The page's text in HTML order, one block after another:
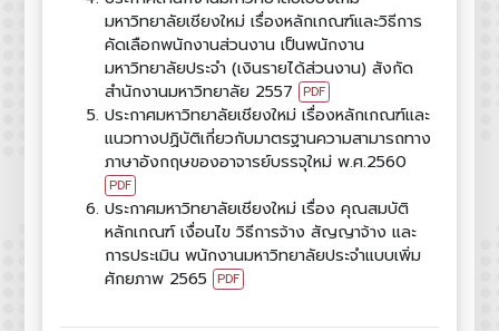
มหาวิทยาลัยเชียงใหม่ เรื่องหลักเกณฑ์และวิธีการ
คัดเลือกพนักงานส่วนงาน เป็นพนักงาน
มหาวิทยาลัยประจำ (เงินรายได้ส่วนงาน) สังกัด
สำนักงานมหาวิทยาลัย 2557 PDF
ประกาศมหาวิทยาลัยเชียงใหม่ เรื่องหลักเกณฑ์และ
แนวทางปฏิบัติเกี่ยวกับมาตรฐานความสามารถทาง
ภาษาอังกฤษของอาจารย์บรรจุใหม่ พ.ศ.2560
PDF
ประกาศมหาวิทยาลัยเชียงใหม่ เรื่อง คุณสมบัติ
หลักเกณฑ์ เงื่อนไข วิธีการจ้าง สัญญาจ้าง และ
การประเมิน พนักงานมหาวิทยาลัยประจำแบบเพิ่ม
ศักยภาพ 2565 PDF